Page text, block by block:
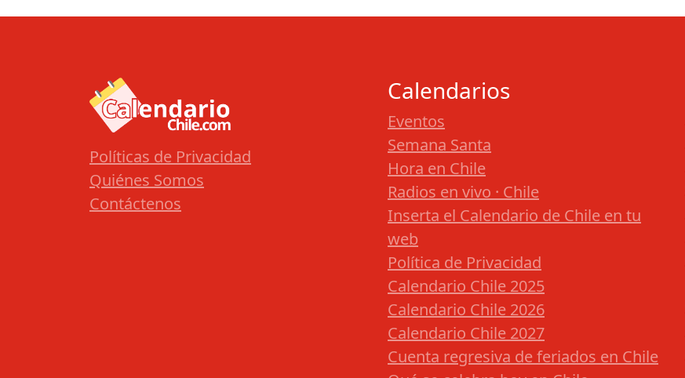
Políticas de Privacidad
Quiénes Somos
Contáctenos
Calendarios
Eventos
Semana Santa
Hora en Chile
Radios en vivo · Chile
Inserta el Calendario de Chile en tu
web
Política de Privacidad
Calendario Chile 2025
Calendario Chile 2026
Calendario Chile 2027
Cuenta regresiva de feriados en Chile